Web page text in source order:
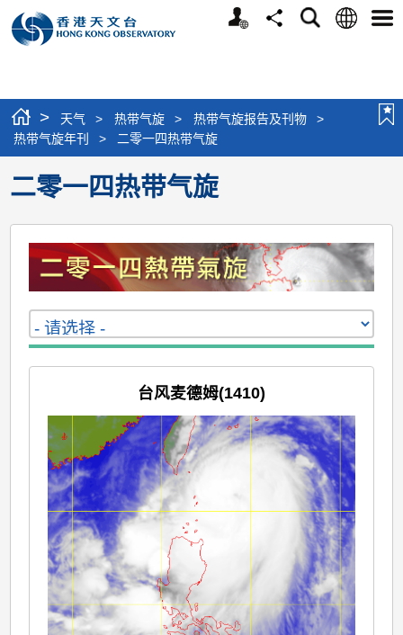
个
分
搜
语
选
> 天气 > 热带气旋 > 热带气旋报告及刊物
>
热带气旋年刊
> 二零一四热带气旋
二零一四热带气旋
台风麦德姆(1410)